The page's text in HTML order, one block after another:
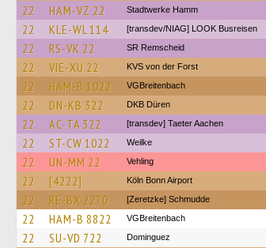
22 HAM-VZ 22 Stadtwerke Hamm
22 KLE-WL 114 [transdev/NIAG] LOOK Busreisen
22 RS-VK 22 SR Remscheid
22 VIE-XU 22 KVS von der Forst
22 HAM-B 1022 VGBreitenbach
22 DN-KB 322 DKB Düren
22 AC-TA 322 [transdev] Taeter Aachen
22 ST-CW 1022 Weilke
22 UN-MM 22 Vehling
22 [4222] Köln Bonn Airport
22 RE-BX 2270 [Zeretzke] Schmudde
22 HAM-B 8822 VGBreitenbach
22 SU-VD 722 Dominguez